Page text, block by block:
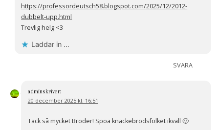
https://professordeutsch58.blogspot.com/2025/12/2012-
dubbelt-upp.html
Trevlig helg <3
Laddar in …
SVARA
adminskriver:
20 december 2025 kl. 16:51
Tack så mycket Broder! Spöa knäckebrödsfolket ikväll 🙂